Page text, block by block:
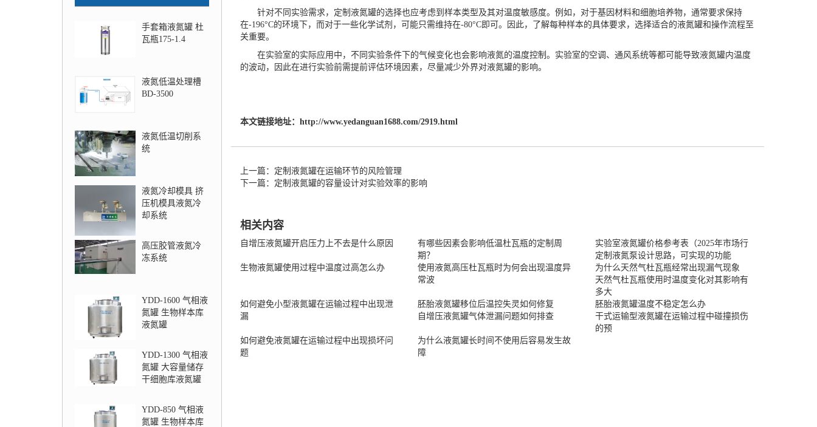
手套箱液氮罐 杜
瓦瓶175-1.4
液氮低温处理槽
BD-3500
液氮低温切削系
统
液氮冷却模具 挤
压机模具液氮冷
却系统
高压胶管液氮冷
冻系统
YDD-1600 气相液
氮罐 生物样本库
液氮罐
YDD-1300 气相液
氮罐 大容量储存
干细胞库液氮罐
YDD-850 气相液
氮罐 生物样本库
针对不同实验需求， 定制液氮罐的选择也应考虑到样本类型及其对温度敏感度。例如，对于基因材料和细胞培养物，通常要求保持
在-196°C的环境下，而对于一些化学试剂，可能只需维持在-80°C即可。因此，了解每种样本的具体要求，选择适合的液氮罐和操作流程至
关重要。
在实验室的实际应用中，不同实验条件下的气候变化也会影响液氮的温度控制。实验室的空调、通风系统等都可能导致液氮罐内温度
的波动，因此在进行实验前需提前评估环境因素，尽量减少外界对液氮罐的影响。
本文链接地址： http://www.yedanguan1688.com/2919.html
上一篇：定制液氮罐在运输环节的风险管理
下一篇：定制液氮罐的容量设计对实验效率的影响
相关内容
自增压液氮罐开启压力上不去是什么原因
有哪些因素会影响低温杜瓦瓶的定制周
期？
实验室液氮罐价格参考表（2025年市场行
定制液氮泵设计思路，可实现的功能
生物液氮罐使用过程中温度过高怎么办
使用液氮高压杜瓦瓶时为何会出现温度异
常波
为什么天然气杜瓦瓶经常出现漏气现象
天然气杜瓦瓶使用时温度变化对其影响有
多大
如何避免小型液氮罐在运输过程中出现泄
漏
胚胎液氮罐移位后温控失灵如何修复
胚胎液氮罐温度不稳定怎么办
自增压液氮罐气体泄漏问题如何排查
干式运输型液氮罐在运输过程中碰撞损伤
的预
如何避免液氮罐在运输过程中出现损坏问
题
为什么液氮罐长时间不使用后容易发生故
障